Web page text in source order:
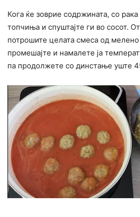
Кога ќе зоврие содржината, со
топчиња и спуштајте ги во сосот.
потрошите целата смеса од
промешајте и намалете ја
па продолжете со динстање уште